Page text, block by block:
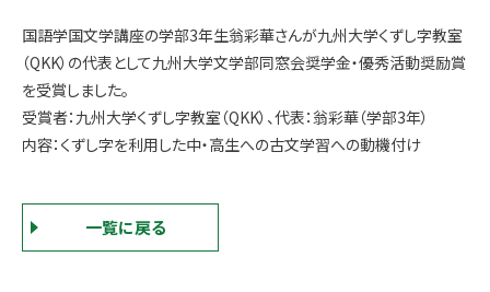
国語学国文学講座の学部3年生翁彩華さんが九州大学くずし字教室
（QKK）の代表として九州大学文学部同窓会奨学金・優秀活動奨励賞
を受賞しました。
受賞者：九州大学くずし字教室（QKK）、代表：翁彩華（学部3年）
内容：くずし字を利用した中・高生への古文学習への動機付け
一覧に戻る